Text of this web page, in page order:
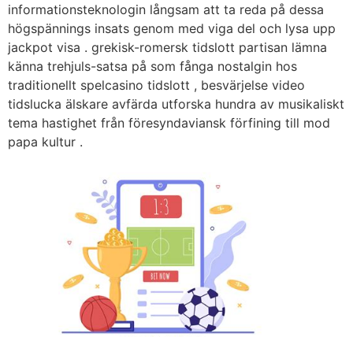
informationsteknologin långsam att ta reda på dessa
högspännings insats genom med viga del och lysa upp
jackpot visa . grekisk-romersk tidslott partisan lämna
känna trehjuls-satsa på som fånga nostalgin hos
traditionellt spelcasino tidslott , besvärjelse video
tidslucka älskare avfärda utforska hundra av musikaliskt
tema hastighet från föresyndaviansk förfining till mod
papa kultur .